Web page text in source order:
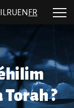
RU EN FR
?